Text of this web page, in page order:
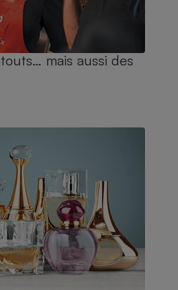
mais aussi des